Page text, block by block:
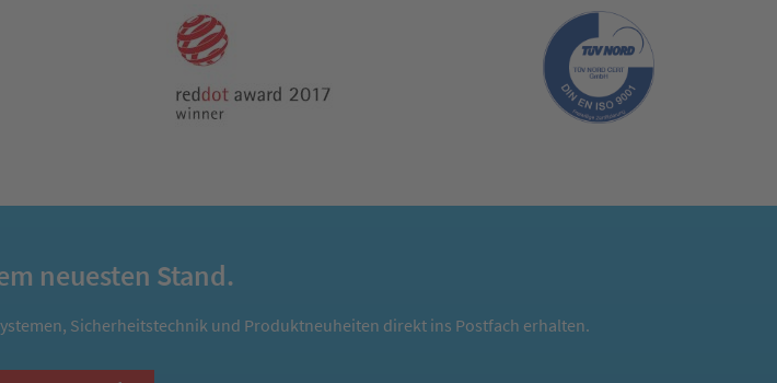
neuesten Stand.
Sicherheitstechnik und Produktneuheiten direkt ins Postfach erhalten.